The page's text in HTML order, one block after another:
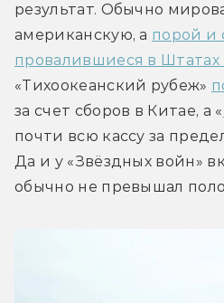
результат. Обычно
американскую, а порой и
провалившиеся в
«Тихоокеанский рубеж»
за счет сборов в Китае, а «
почти всю кассу за
Да и у «Звёздных войн»
обычно не превышал